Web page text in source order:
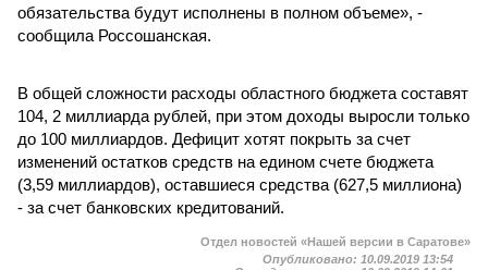
обязательства будут исполнены в полном объеме», -
сообщила Россошанская.
В общей сложности расходы областного бюджета составят
104, 2 миллиарда рублей, при этом доходы выросли только
до 100 миллиардов. Дефицит хотят покрыть за счет
изменений остатков средств на едином счете бюджета
(3,59 миллиардов), оставшиеся средства (627,5 миллиона)
- за счет банковских кредитований.
Отдел новостей «Нашей версии в Саратове»
Опубликовано: 10.09.2019 13:54